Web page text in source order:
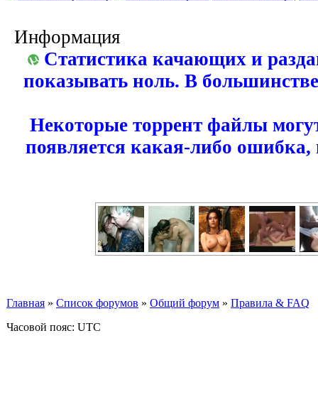
Информация
Статистика качающих и
показывать ноль. В
Некоторые торрент файлы
появляется какая-либо
Главная » Список форумов » Общий форум » Правила & FAQ
Часовой пояс: UTC